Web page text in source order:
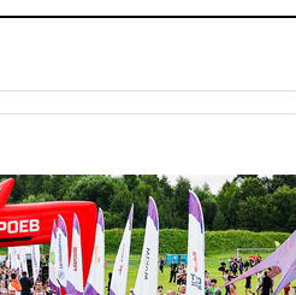
сократить срок уплаты
вчера, 19:13Оборонным
производство вооружений
вчера, 18:54ТАСС: Украина
лишится половины аграрного
экспорта из-за простоя в
портах Одессы